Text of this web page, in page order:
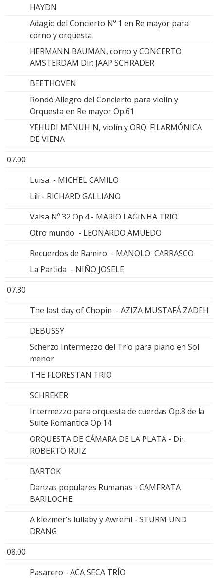
HAYDN
Adagio del Concierto Nº 1 en Re mayor para
corno y orquesta
HERMANN BAUMAN, corno y CONCERTO
AMSTERDAM Dir: JAAP SCHRADER
BEETHOVEN
Rondó Allegro del Concierto para violín y
Orquesta en Re mayor Op.61
YEHUDI MENUHIN, violín y ORQ. FILARMÓNICA
DE VIENA
07.00
Luisa - MICHEL CAMILO
Lili - RICHARD GALLIANO
Valsa Nº 32 Op.4 - MARIO LAGINHA TRIO
Otro mundo - LEONARDO AMUEDO
Recuerdos de Ramiro - MANOLO CARRASCO
La Partida - NIÑO JOSELE
07.30
The last day of Chopin - AZIZA MUSTAFÁ ZADEH
DEBUSSY
Scherzo Intermezzo del Trío para piano en Sol
menor
THE FLORESTAN TRIO
SCHREKER
Intermezzo para orquesta de cuerdas Op.8 de la
Suite Romantica Op.14
ORQUESTA DE CÁMARA DE LA PLATA - Dir:
ROBERTO RUIZ
BARTOK
Danzas populares Rumanas - CAMERATA
BARILOCHE
A klezmer's lullaby y Awreml - STURM UND
DRANG
08.00
Pasarero - ACA SECA TRÍO